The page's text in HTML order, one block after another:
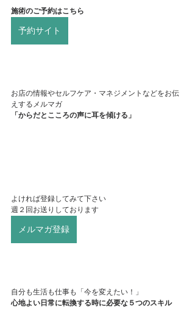
施術のご予約はこちら
予約サイト
お店の情報やセルフケア・マネジメントなどをお伝
えするメルマガ
「からだとこころの声に耳を傾ける」
よければ登録してみて下さい
週２回お送りしております
メルマガ登録
自分も生活も仕事も「今を変えたい！」
心地よい日常に転換する時に必要な５つのスキル